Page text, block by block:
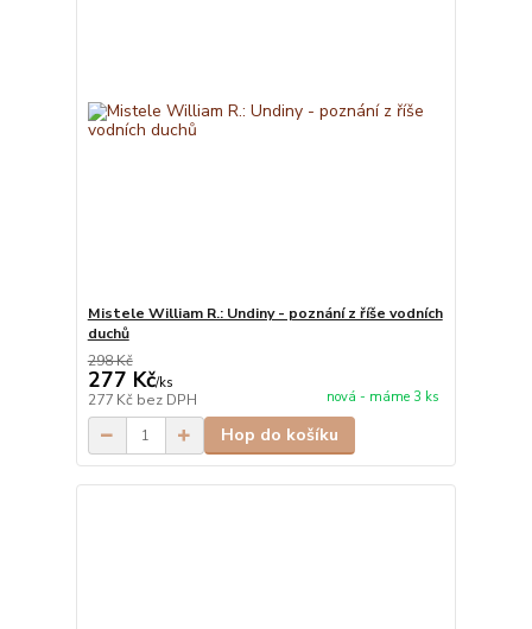
Mistele William R.: Undiny - poznání z říše vodních
duchů
298 Kč
277 Kč/ks
277 Kč bez DPH nová - máme 3 ks
Hop do košíku